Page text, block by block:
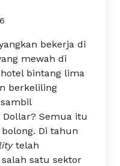
bekerja di
mewah di
bintang lima
berkeliling
Semua itu
Di tahun
telah
satu sektor